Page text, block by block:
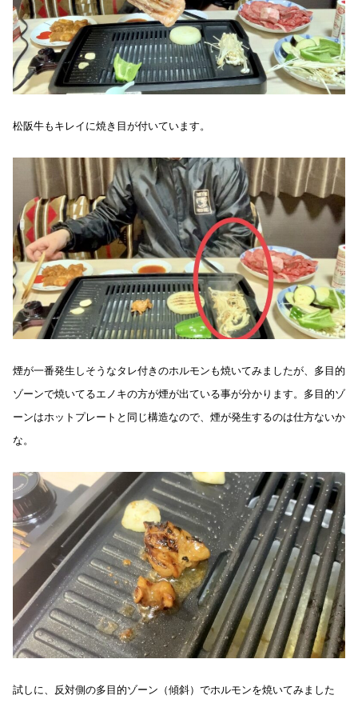
松阪牛もキレイに焼き目が付いています。
煙が一番発生しそうなタレ付きのホルモンも焼いてみましたが、多目的
ゾーンで焼いてるエノキの方が煙が出ている事が分かります。多目的ゾ
ーンはホットプレートと同じ構造なので、煙が発生するのは仕方ないか
な。
試しに、反対側の多目的ゾーン（傾斜）でホルモンを焼いてみました